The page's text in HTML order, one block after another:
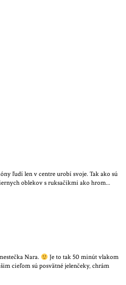
ľudí len v centre urobí svoje. Tak ako sú
oblekov s ruksačikmi ako hrom...
Nara.
Je to tak 50 minút vlakom
cieľom sú posvätné jelenčeky, chrám